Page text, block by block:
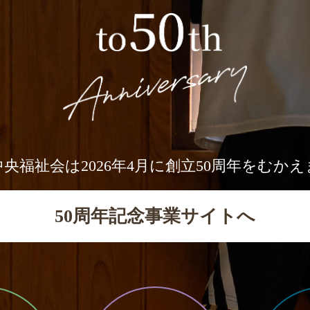
福祉会は2026年4月に創立50周年をむか
50周年記念事業サイトへ